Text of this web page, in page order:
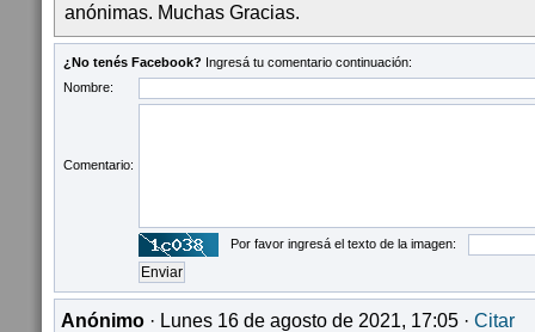
anónimas. Muchas Gracias.
¿No tenés Facebook? Ingresá tu comentario continuación:
Nombre:
Comentario:
Por favor ingresá el texto de la imagen:
Anónimo · Lunes 16 de agosto de 2021, 17:05 · Citar